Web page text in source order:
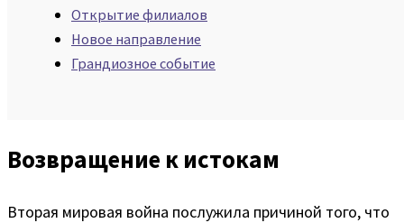
Открытие филиалов
Новое направление
Грандиозное событие
Возвращение к истокам
Вторая мировая война послужила причиной того, что